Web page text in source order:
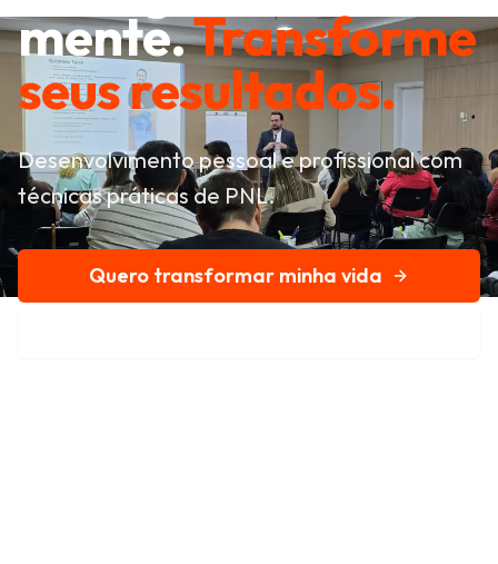
mente.Transforme
seus resultados.
Desenvolvimento pessoal e profissional com
técnicas práticas de PNL.
Quero transformar minha vida